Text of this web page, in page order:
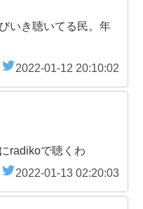
いき聴いてる民。年
2022-01-12 20:10:02
radikoで聴くわ
2022-01-13 02:20:03